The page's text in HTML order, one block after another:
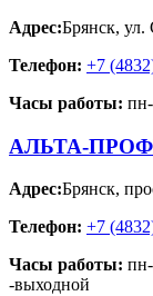
Адрес:Брянск, ул.
Телефон: +7
Часы работы:
АЛЬТА-
Адрес:Брянск,
Телефон: +7
Часы работы:
-выходной